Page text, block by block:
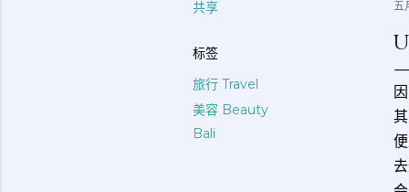
共享
标签
旅行 Travel
美容 Beauty
Bali
五